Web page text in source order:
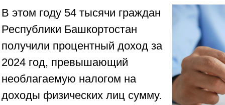
В этом году 54 тысячи граждан
Республики Башкортостан
получили процентный доход за
2024 год, превышающий
необлагаемую налогом на
доходы физических лиц сумму.